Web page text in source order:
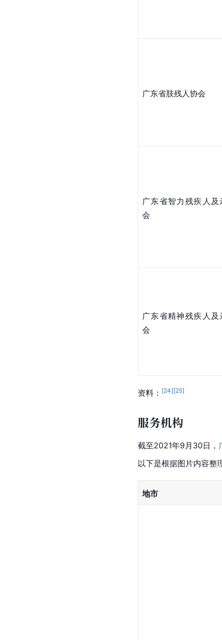
广东省肢残人协会
广东省智力残疾人及
会
广东省精神残疾人及
会
资料： [24][25]
服务机构
截至2021年9月30日，
以下是根据图片内容整
地市